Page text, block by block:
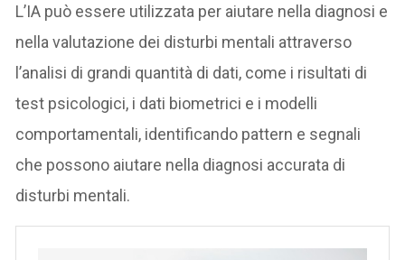
L’IA può essere utilizzata per aiutare nella diagnosi e
nella valutazione dei disturbi mentali attraverso
l’analisi di grandi quantità di dati, come i risultati di
test psicologici, i dati biometrici e i modelli
comportamentali, identificando pattern e segnali
che possono aiutare nella diagnosi accurata di
disturbi mentali.